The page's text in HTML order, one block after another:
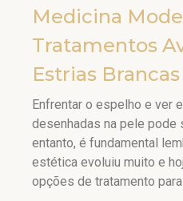
Medicina
Tratamentos
Estrias Brancas
Enfrentar o espelho e ver
desenhadas na pele pode
entanto, é fundamental
estética evoluiu muito e
opções de tratamento